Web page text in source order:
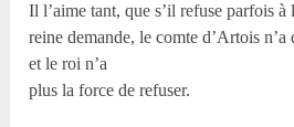
Il l’aime tant, que s’il refuse parfois à
reine demande, le comte d’Artois n’a
et le roi n’a
plus la force de refuser.